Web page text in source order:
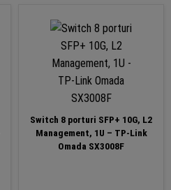
Switch 8 porturi SFP+ 10G, L2
Management, 1U – TP-Link
Omada SX3008F